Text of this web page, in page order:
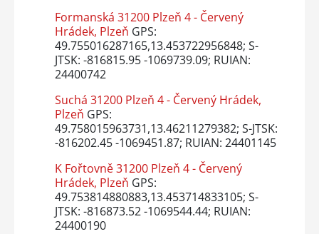
Formanská 31200 Plzeň 4 - Červený
Hrádek, Plzeň GPS:
49.755016287165,13.453722956848; S-
JTSK: -816815.95 -1069739.09; RUIAN:
24400742
Suchá 31200 Plzeň 4 - Červený Hrádek,
Plzeň GPS:
49.758015963731,13.46211279382; S-JTSK:
-816202.45 -1069451.87; RUIAN: 24401145
K Fořtovně 31200 Plzeň 4 - Červený
Hrádek, Plzeň GPS:
49.753814880883,13.453714833105; S-
JTSK: -816873.52 -1069544.44; RUIAN:
24400190